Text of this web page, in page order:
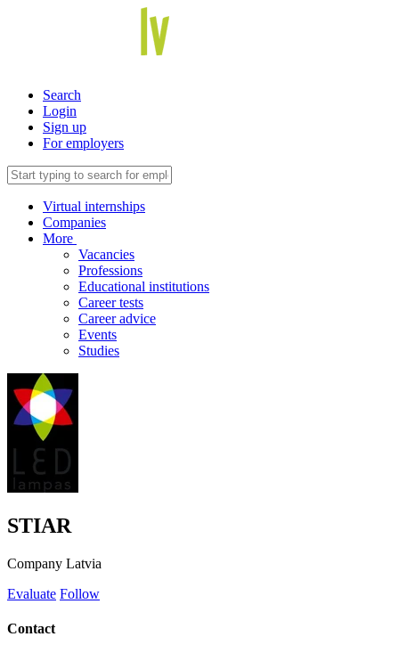
Search
Login
Sign up
For employers
Virtual internships
Companies
More
Vacancies
Professions
Educational institutions
Career tests
Career advice
Events
Studies
STIAR
Company Latvia
Evaluate Follow
Contact